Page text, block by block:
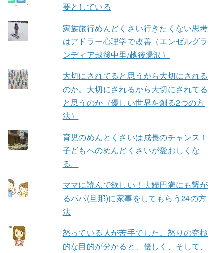
要としている
家族旅行めんどくさい行きたくない思考
はアドラー心理学で改善（エンゼルグラ
ンディア越後中里/越後湯沢）
大切にされてると思うから大切にされる
のか。大切にされるから大切にされてる
と思うのか（優しい世界を創る2つの方
法）
育児のめんどくさいは成長のチャンス！
子どもへのめんどくさいが愛おしくな
る。
ママに読んで欲しい！夫婦円満にも繋が
るパパ(旦那)に家事をしてもらう24の方
法
怒っている人が苦手でした。怒りの究極
的な目的が分かると、優しく、そして、